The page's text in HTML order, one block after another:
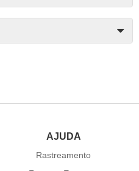
AJUDA
Rastreamento